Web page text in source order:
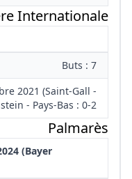
Internationale
Buts : 7
2021 (Saint-Gall -
- Pays-Bas : 0-2
Palmarès
(Bayer